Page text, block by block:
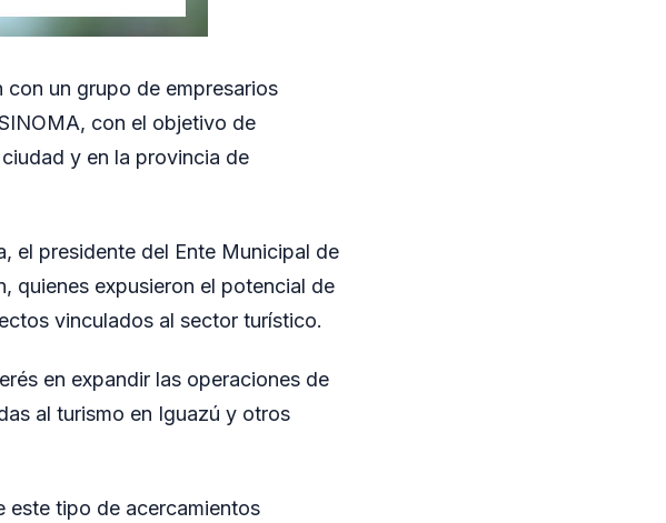
un grupo de empresarios
con el objetivo de
y en la provincia de
el presidente del Ente Municipal de
quienes expusieron el potencial de
vinculados al sector turístico.
en expandir las operaciones de
al turismo en Iguazú y otros
este tipo de acercamientos